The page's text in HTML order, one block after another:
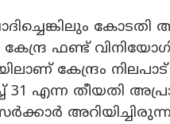
ഫണ്ട്
കേന്ദ്രം നിലപാട്
31 എന്ന തീയതി